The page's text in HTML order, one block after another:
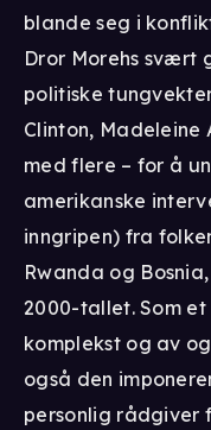
blande seg i
Dror Morehs svært
politiske
Clinton, Madeleine
med flere – for å
amerikanske
inngripen) fra
Rwanda og
2000-tallet. Som
komplekst og av
også den
personlig rådgiver